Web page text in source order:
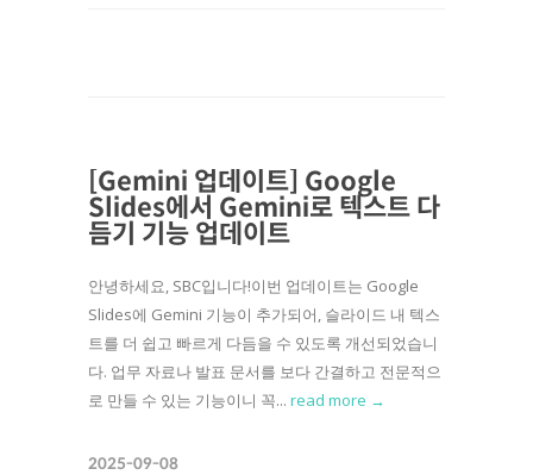
[Gemini 업데이트] Google
Slides에서 Gemini로 텍스트 다
듬기 기능 업데이트
안녕하세요, SBC입니다!이번 업데이트는 Google
Slides에 Gemini 기능이 추가되어, 슬라이드 내 텍스
트를 더 쉽고 빠르게 다듬을 수 있도록 개선되었습니
다. 업무 자료나 발표 문서를 보다 간결하고 전문적으
로 만들 수 있는 기능이니 꼭... read more →
2025-09-08